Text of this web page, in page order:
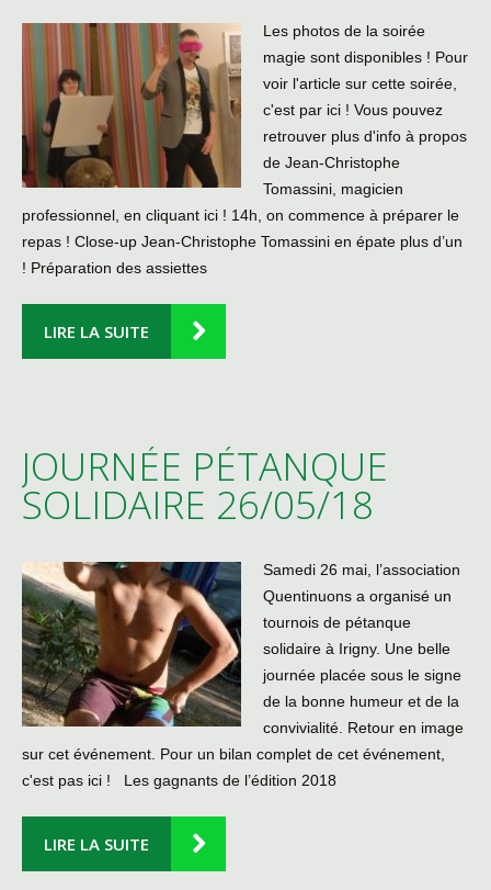
Les photos de la soirée
magie sont disponibles ! Pour
voir l'article sur cette soirée,
c'est par ici ! Vous pouvez
retrouver plus d'info à propos
de Jean-Christophe
Tomassini, magicien
professionnel, en cliquant ici ! 14h, on commence à préparer le
repas ! Close-up Jean-Christophe Tomassini en épate plus d’un
! Préparation des assiettes
LIRE LA SUITE
JOURNÉE PÉTANQUE
SOLIDAIRE 26/05/18
Samedi 26 mai, l’association
Quentinuons a organisé un
tournois de pétanque
solidaire à Irigny. Une belle
journée placée sous le signe
de la bonne humeur et de la
convivialité. Retour en image
sur cet événement. Pour un bilan complet de cet événement,
c'est pas ici ! Les gagnants de l’édition 2018
LIRE LA SUITE